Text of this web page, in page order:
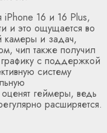
16 и 16 Plus,
и это ощущается во
камеры и задач,
чип также получил
с поддержкой
систему
оценят геймеры, ведь
расширяется.